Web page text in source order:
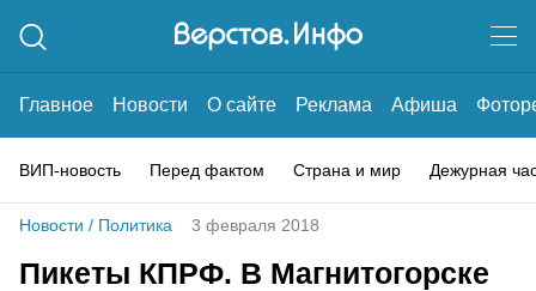
Главное Новости О сайте Реклама Афиша
ВИП-новость Перед фактом Страна и мир Дежурная
Новости / Политика 3 февраля 2018
Пикеты КПРФ. В Магнитогорске